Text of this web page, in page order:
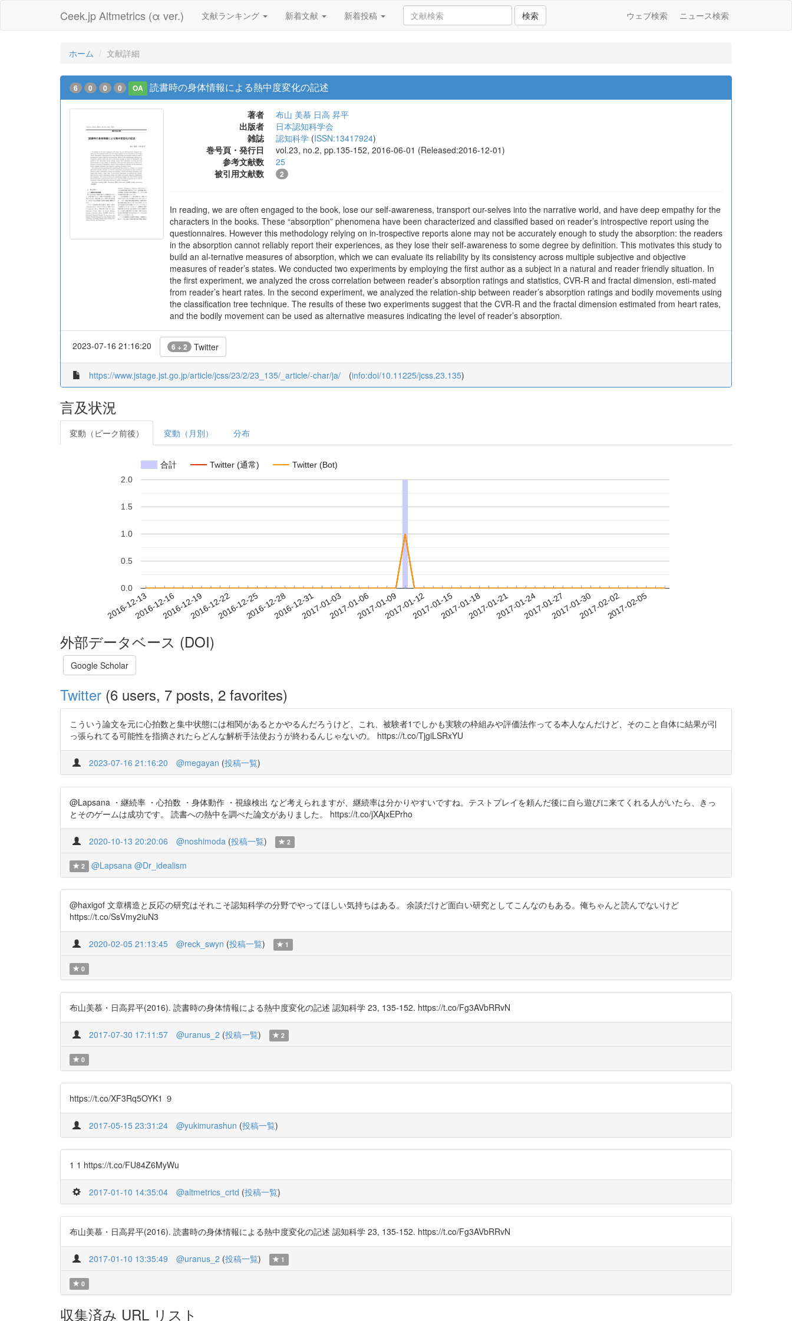
Ceek.jp Altmetrics (α ver.) 文献ランキング 新着文献 新着投稿 検索 ウェブ検索 ニュース検索
ホーム 文献詳細
6 0 0 0 OA 読書時の身体情報による熱中度変化の記述
著者 布山 美慕 日高 昇平
出版者
日本認知科学会
雑誌
認知科学 (ISSN:13417924)
巻号頁・発行日
vol.23, no.2, pp.135-152, 2016-06-01 (Released:2016-12-01)
参考文献数
25
被引用文献数
2
In reading, we are often engaged to the book, lose our self-awareness, transport our-selves into the narrative world, and have deep empathy for the
characters in the books. These “absorption” phenomena have been characterized and classified based on reader’s introspective report using the
questionnaires. However this methodology relying on in-trospective reports alone may not be accurately enough to study the absorption: the readers
in the absorption cannot reliably report their experiences, as they lose their self-awareness to some degree by definition. This motivates this study to
build an al-ternative measures of absorption, which we can evaluate its reliability by its consistency across multiple subjective and objective
measures of reader’s states. We conducted two experiments by employing the first author as a subject in a natural and reader friendly situation. In
the first experiment, we analyzed the cross correlation between reader’s absorption ratings and statistics, CVR-R and fractal dimension, esti-mated
from reader’s heart rates. In the second experiment, we analyzed the relation-ship between reader’s absorption ratings and bodily movements using
the classification tree technique. The results of these two experiments suggest that the CVR-R and the fractal dimension estimated from heart rates,
and the bodily movement can be used as alternative measures indicating the level of reader’s absorption.
2023-07-16 21:16:20 6 + 2 Twitter
https://www.jstage.jst.go.jp/article/jcss/23/2/23_135/_article/-char/ja/ (info:doi/10.11225/jcss.23.135)
言及状況
変動（ピーク前後） 変動（月別） 分布
合計 Twitter (通常) Twitter (Bot)
2016-12-132016-12-162016-12-192016-12-222016-12-252016-12-282016-12-312017-01-032017-01-062017-01-092017-01-122017-01-152017-01-182017-01-212017-01-242017-01-272017-01-302017-02-022017-02-05
0.0
0.5
1.0
1.5
2.0
外部データベース (DOI)
Google Scholar
Twitter (6 users, 7 posts, 2 favorites)
こういう論文を元に心拍数と集中状態には相関があるとかやるんだろうけど、これ、被験者1でしかも実験の枠組みや評価法作ってる本人なんだけど、そのこと自体に結果が引
っ張られてる可能性を指摘されたらどんな解析手法使おうが終わるんじゃないの。 https://t.co/TjgiLSRxYU
2023-07-16 21:16:20 @megayan (投稿一覧)
@Lapsana ・継続率 ・心拍数 ・身体動作 ・視線検出 など考えられますが、継続率は分かりやすいですね。テストプレイを頼んだ後に自ら遊びに来てくれる人がいたら、きっ
とそのゲームは成功です。 読書への熱中を調べた論文がありました。 https://t.co/jXAjxEPrho
2020-10-13 20:20:06 @noshimoda (投稿一覧) 2
2 @Lapsana @Dr_idealism
@haxigof 文章構造と反応の研究はそれこそ認知科学の分野でやってほしい気持ちはある。 余談だけど面白い研究としてこんなのもある。俺ちゃんと読んでないけど
https://t.co/SsVmy2iuN3
2020-02-05 21:13:45 @reck_swyn (投稿一覧) 1
0
布山美慕・日高昇平(2016). 読書時の身体情報による熱中度変化の記述 認知科学 23, 135-152. https://t.co/Fg3AVbRRvN
2017-07-30 17:11:57 @uranus_2 (投稿一覧) 2
0
https://t.co/XF3Rq5OYK1 ９
2017-05-15 23:31:24 @yukimurashun (投稿一覧)
1 1 https://t.co/FU84Z6MyWu
2017-01-10 14:35:04 @altmetrics_crtd (投稿一覧)
布山美慕・日高昇平(2016). 読書時の身体情報による熱中度変化の記述 認知科学 23, 135-152. https://t.co/Fg3AVbRRvN
2017-01-10 13:35:49 @uranus_2 (投稿一覧) 1
0
収集済み URL リスト